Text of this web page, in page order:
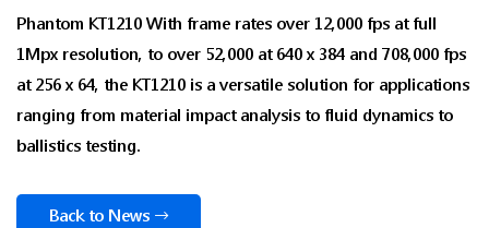
Phantom KT1210 With frame rates over 12,000 fps at full
1Mpx resolution, to over 52,000 at 640 x 384 and 708,000 fps
at 256 x 64, the KT1210 is a versatile solution for applications
ranging from material impact analysis to fluid dynamics to
ballistics testing.
Back to News